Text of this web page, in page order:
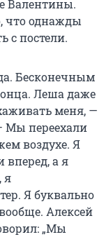
Валентины.
что однажды
с постели.
Бесконечным
Леша даже
меня, —
Мы переехали
воздухе. Я
вперед, а я
я
Я буквально
Алексей
„Мы